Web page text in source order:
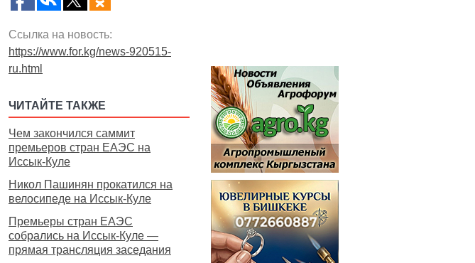
Ссылка на новость:
https://www.for.kg/news-920515-
ru.html
ЧИТАЙТЕ ТАКЖЕ
Чем закончился саммит
премьеров стран ЕАЭС на
Иссык-Куле
Никол Пашинян прокатился на
велосипеде на Иссык-Куле
Премьеры стран ЕАЭС
собрались на Иссык-Куле —
прямая трансляция заседания